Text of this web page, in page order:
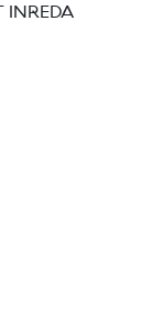
INREDA